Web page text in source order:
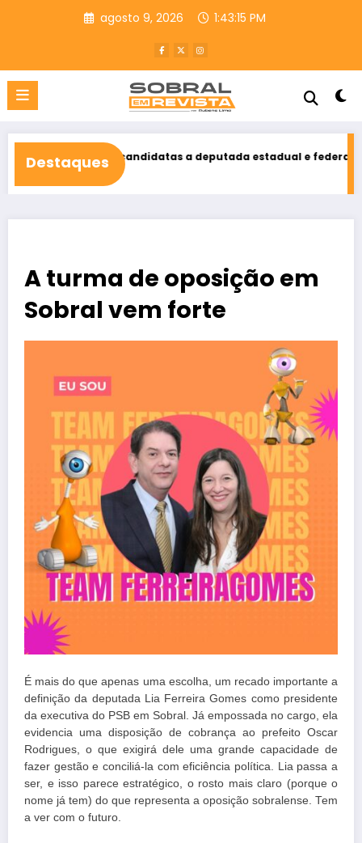
agosto 9, 2026 1:43:16 PM
Destaques
suas candidatas a deputada estadual e federal Elmo
A turma de oposição em
Sobral vem forte
É mais do que apenas uma escolha, um recado importante a
definição da deputada Lia Ferreira Gomes como presidente
da executiva do PSB em Sobral. Já empossada no cargo, ela
evidencia uma disposição de cobrança ao prefeito Oscar
Rodrigues, o que exigirá dele uma grande capacidade de
fazer gestão e conciliá-la com eficiência política. Lia passa a
ser, e isso parece estratégico, o rosto mais claro (porque o
nome já tem) do que representa a oposição sobralense. Tem
a ver com o futuro.